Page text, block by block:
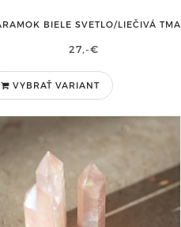
BIELE SVETLO/LIEČIVÁ TMA
27,-€
VYBRAŤ VARIANT